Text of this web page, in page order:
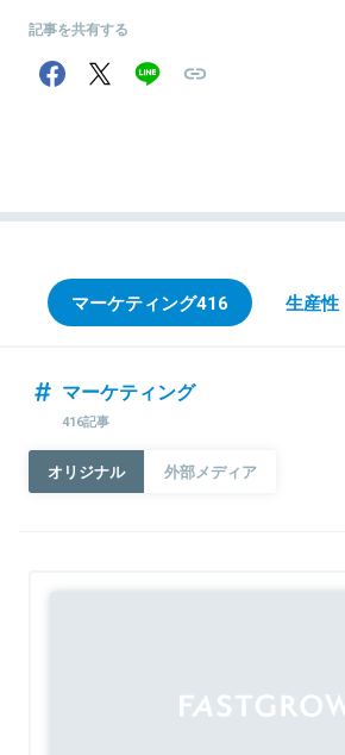
記事を共有する
マーケティング416 生産性
マーケティング
416記事
オリジナル 外部メディア